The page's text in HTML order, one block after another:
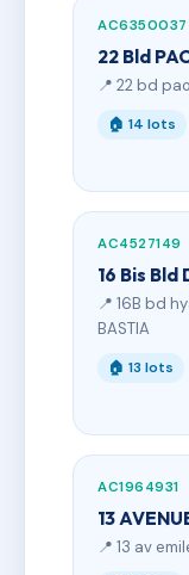
AC6350037
22 Bld
📍 22 bd
🏠 14 lots
AC4527149
16 Bis Bld
📍 16B bd
BASTIA
🏠 13 lots
AC1964931
13
📍 13 av